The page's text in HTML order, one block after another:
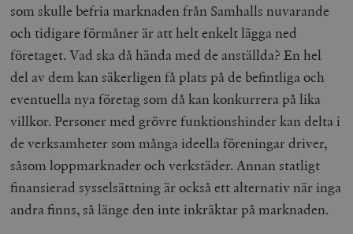
som skulle befria marknaden från Samhalls nuvarande
och tidigare förmåner är att helt enkelt lägga ned
företaget. Vad ska då hända med de anställda? En hel
del av dem kan säkerligen få plats på de befintliga och
eventuella nya företag som då kan konkurrera på lika
villkor. Personer med grövre funktionshinder kan delta i
de verksamheter som många ideella föreningar driver,
såsom loppmarknader och verkstäder. Annan statligt
finansierad sysselsättning är också ett alternativ när inga
andra finns, så länge den inte inkräktar på marknaden.